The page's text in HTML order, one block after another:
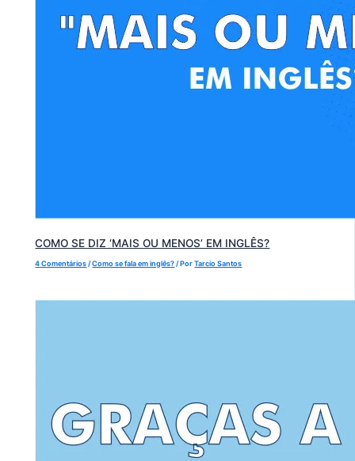
COMO SE DIZ ‘MAIS OU MENOS’ EM INGLÊS?
4 Comentários /Como se fala em inglês?/ PorTarcio Santos